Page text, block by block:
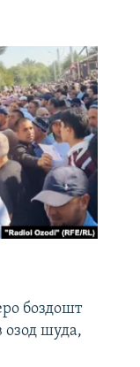
боздошт
озод шуда,